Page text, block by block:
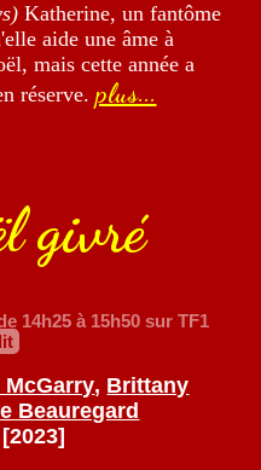
Katherine, un fantôme
aide une âme à
mais cette année a
réserve.plus...
givré
14h25 à 15h50 sur TF1
McGarry, Brittany
Beauregard
[2023]